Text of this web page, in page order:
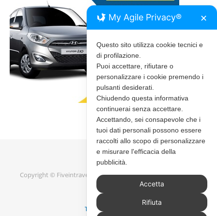
Copyright © Fiveintravel 2020 - 2026 |Bard Tema diWP Royal.
TORNA IN ALTO
My Agile Privacy® ✕
Questo sito utilizza cookie tecnici e
di profilazione.
Puoi accettare, rifiutare o
personalizzare i cookie premendo i
pulsanti desiderati.
Chiudendo questa informativa
continuerai senza accettare.
Accettando, sei consapevole che i
tuoi dati personali possono essere
raccolti allo scopo di personalizzare
e misurare l'efficacia della
pubblicità.
Accetta
Rifiuta